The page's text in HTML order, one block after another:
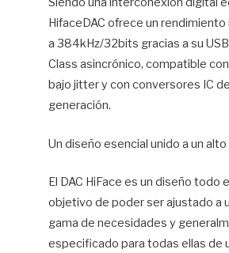
HifaceDAC ofrece un
a 384kHz/32bits gracias a su
Class asincrónico, compatible
bajo jitter y con conversores IC
generación.
Un diseño esencial unido a un
El DAC HiFace es un diseño todo
objetivo de poder ser ajustado a
gama de necesidades y
especificado para todas ellas de